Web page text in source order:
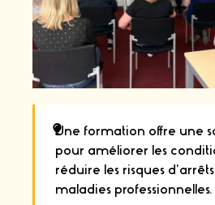
Une formation offre une
pour améliorer les
réduire les risques
maladies professionnelles.